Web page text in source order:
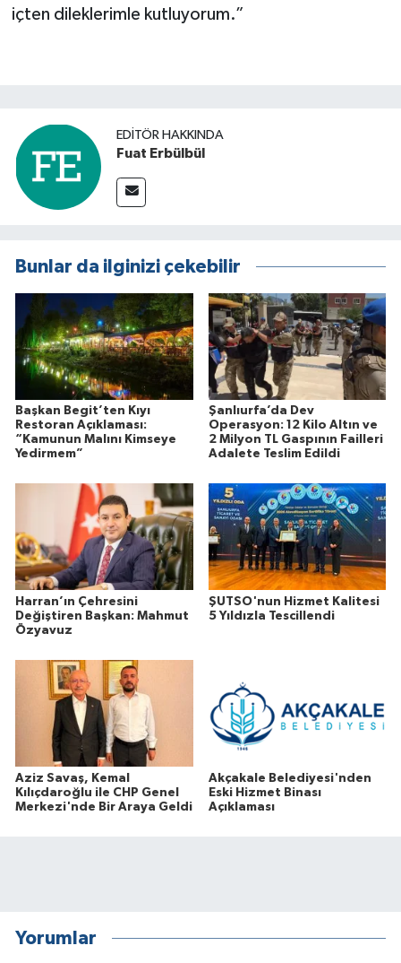
içten dileklerimle kutluyorum.”
EDITÖR HAKKINDA
Fuat Erbülbül
Bunlar da ilginizi çekebilir
Başkan Begit’ten Kıyı
Restoran Açıklaması:
“Kamunun Malını Kimseye
Yedirmem”
Şanlıurfa’da Dev
Operasyon: 12 Kilo Altın ve
2 Milyon TL Gaspının Failleri
Adalete Teslim Edildi
Harran’ın Çehresini
Değiştiren Başkan: Mahmut
Özyavuz
ŞUTSO'nun Hizmet Kalitesi
5 Yıldızla Tescillendi
Aziz Savaş, Kemal
Kılıçdaroğlu ile CHP Genel
Merkezi'nde Bir Araya Geldi
Akçakale Belediyesi'nden
Eski Hizmet Binası
Açıklaması
Yorumlar